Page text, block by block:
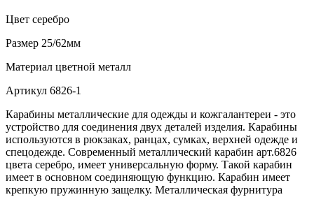
Цвет серебро
Размер 25/62мм
Материал цветной металл
Артикул 6826-1
Карабины металлические для одежды и кожгалантереи - это
устройство для соединения двух деталей изделия. Карабины
используются в рюкзаках, ранцах, сумках, верхней одежде и
спецодежде. Современный металлический карабин арт.6826
цвета серебро, имеет универсальную форму. Такой карабин
имеет в основном соединяющую функцию. Карабин имеет
крепкую пружинную защелку. Металлическая фурнитура